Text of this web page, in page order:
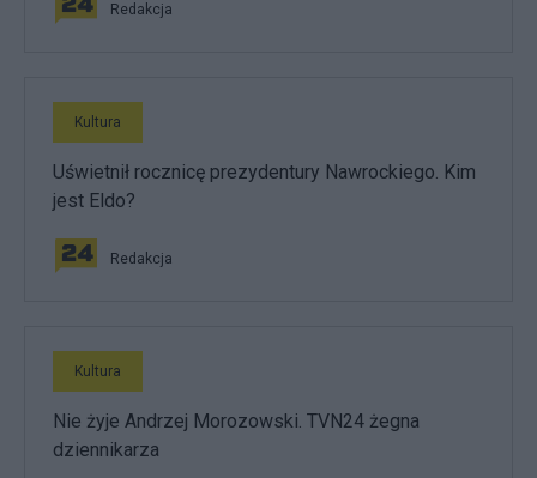
Redakcja
Kultura
Uświetnił rocznicę prezydentury Nawrockiego. Kim
jest Eldo?
Redakcja
Kultura
Nie żyje Andrzej Morozowski. TVN24 żegna
dziennikarza